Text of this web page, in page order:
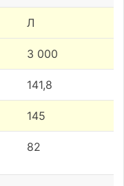
Л
3 000
141,8
145
82